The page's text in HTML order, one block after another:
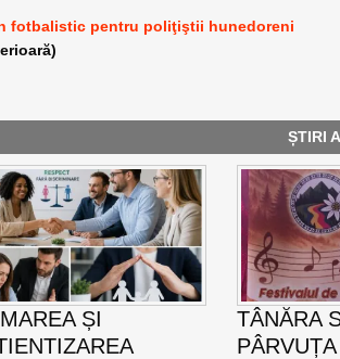
fotbalistic pentru poliţiştii hunedoreni
ȘTIRI
ȘI
TÂNĂRA